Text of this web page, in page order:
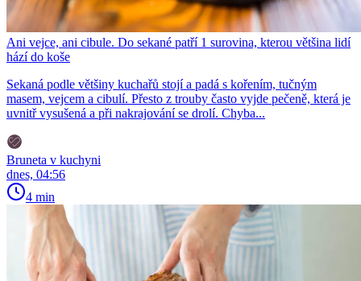
Ani vejce, ani cibule. Do sekané patří 1 surovina, kterou většina lidí
hází do koše
Sekaná podle většiny kuchařů stojí a padá s kořením, tučným
masem, vejcem a cibulí. Přesto z trouby často vyjde pečeně, která je
uvnitř vysušená a při nakrajování se drolí. Chyba...
Bruneta v kuchyni
dnes, 04:56
4 min